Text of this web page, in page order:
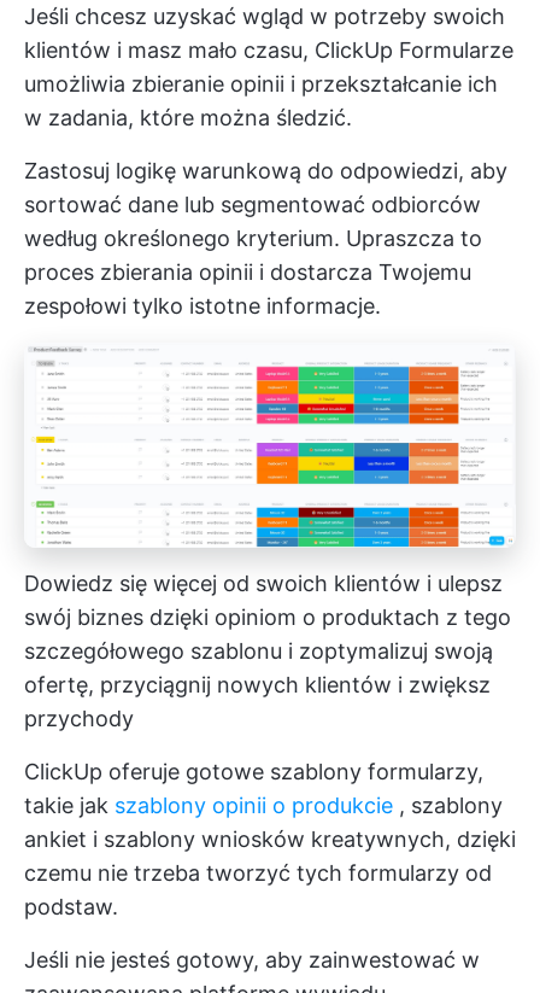
Jeśli chcesz uzyskać wgląd w potrzeby swoich
klientów i masz mało czasu, ClickUp Formularze
umożliwia zbieranie opinii i przekształcanie ich
w zadania, które można śledzić.
Zastosuj logikę warunkową do odpowiedzi, aby
sortować dane lub segmentować odbiorców
według określonego kryterium. Upraszcza to
proces zbierania opinii i dostarcza Twojemu
zespołowi tylko istotne informacje.
Dowiedz się więcej od swoich klientów i ulepsz
swój biznes dzięki opiniom o produktach z tego
szczegółowego szablonu i zoptymalizuj swoją
ofertę, przyciągnij nowych klientów i zwiększ
przychody
ClickUp oferuje gotowe szablony formularzy,
takie jak szablony opinii o produkcie , szablony
ankiet i szablony wniosków kreatywnych, dzięki
czemu nie trzeba tworzyć tych formularzy od
podstaw.
Jeśli nie jesteś gotowy, aby zainwestować w